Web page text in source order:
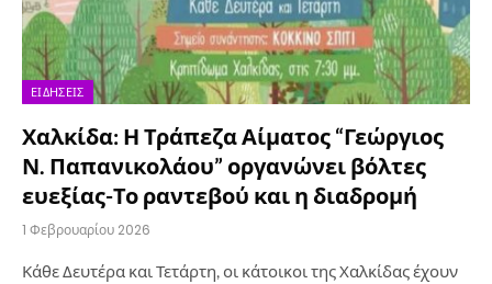
ΕΙΔΉΣΕΙΣ
Χαλκίδα: Η Τράπεζα Αίματος “Γεώργιος
Ν. Παπανικολάου” οργανώνει βόλτες
ευεξίας-Το ραντεβού και η διαδρομή
1 Φεβρουαρίου 2026
Κάθε Δευτέρα και Τετάρτη, οι κάτοικοι της Χαλκίδας έχουν